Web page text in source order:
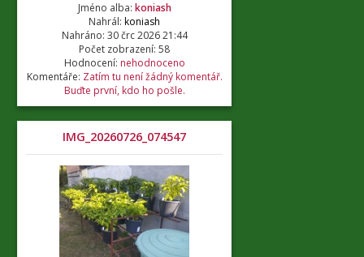
Jméno alba: koniash
Nahrál: koniash
Nahráno: 30 črc 2026 21:44
Počet zobrazení: 58
Hodnocení: nehodnoceno
Komentáře: Zatím tu není žádný komentář.
Buďte první, kdo ho pošle.
IMG_20260726_074547